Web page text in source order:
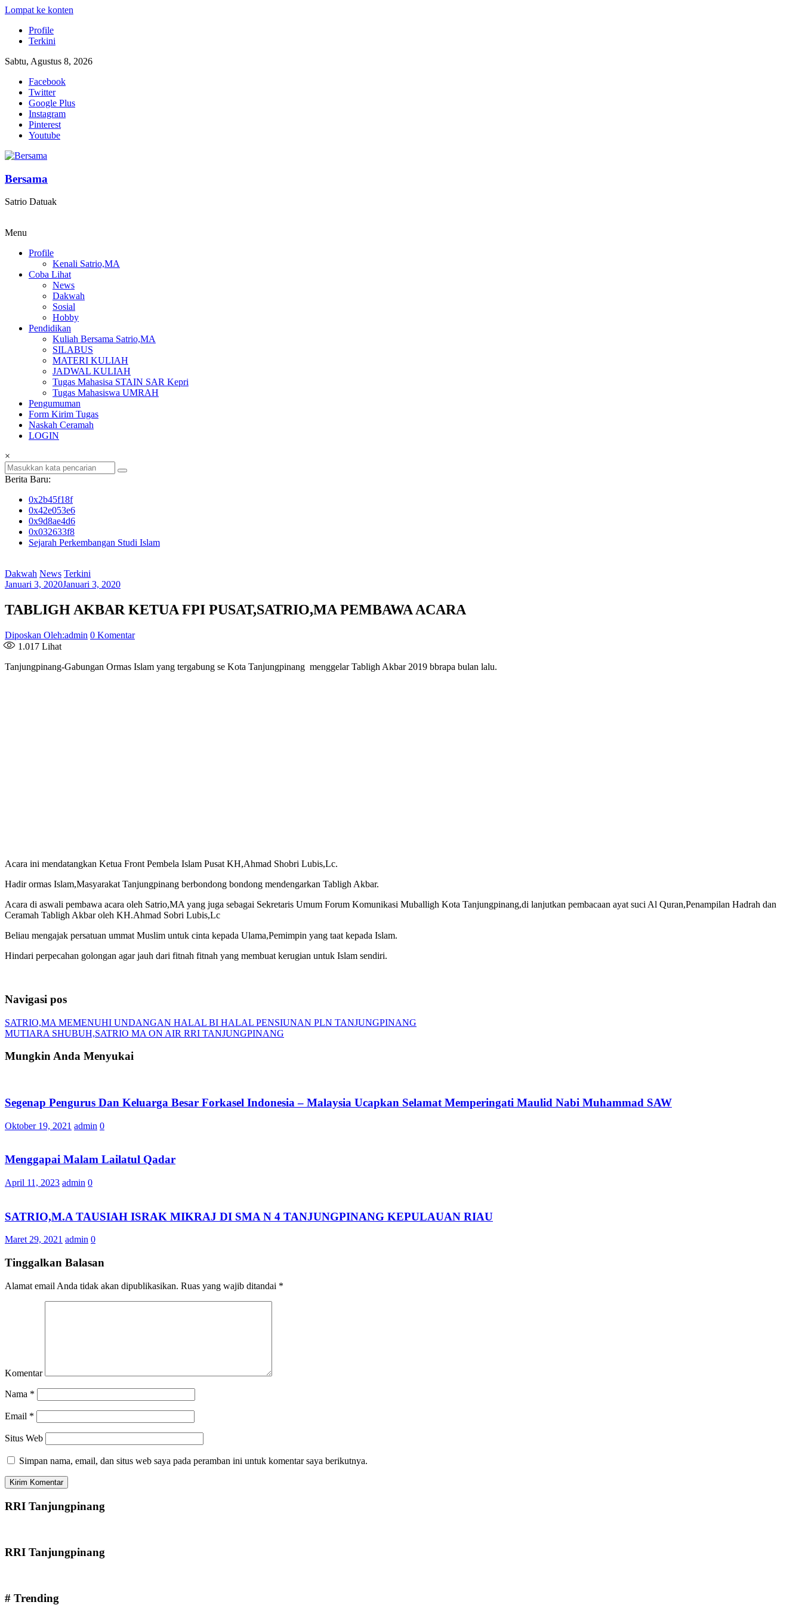
Lompat ke konten
Profile
Terkini
Sabtu, Agustus 8, 2026
Facebook
Twitter
Google Plus
Instagram
Pinterest
Youtube
Bersama
Satrio Datuak
Menu
Profile
Kenali Satrio,MA
Coba Lihat
News
Dakwah
Sosial
Hobby
Pendidikan
Kuliah Bersama Satrio,MA
SILABUS
MATERI KULIAH
JADWAL KULIAH
Tugas Mahasisa STAIN SAR Kepri
Tugas Mahasiswa UMRAH
Pengumuman
Form Kirim Tugas
Naskah Ceramah
LOGIN
×
Berita Baru:
0x2b45f18f
0x42e053e6
0x9d8ae4d6
0x032633f8
Sejarah Perkembangan Studi Islam
Dakwah News Terkini
Januari 3, 2020Januari 3, 2020
TABLIGH AKBAR KETUA FPI PUSAT,SATRIO,MA PEMBAWA ACARA
Diposkan Oleh:admin 0 Komentar
1.017 Lihat
Tanjungpinang-Gabungan Ormas Islam yang tergabung se Kota Tanjungpinang menggelar Tabligh Akbar 2019 bbrapa bulan lalu.
Acara ini mendatangkan Ketua Front Pembela Islam Pusat KH,Ahmad Shobri Lubis,Lc.
Hadir ormas Islam,Masyarakat Tanjungpinang berbondong bondong mendengarkan Tabligh Akbar.
Acara di aswali pembawa acara oleh Satrio,MA yang juga sebagai Sekretaris Umum Forum Komunikasi Muballigh Kota Tanjungpinang,di lanjutkan pembacaan ayat suci Al Quran,Penampilan Hadrah dan
Ceramah Tabligh Akbar oleh KH.Ahmad Sobri Lubis,Lc
Beliau mengajak persatuan ummat Muslim untuk cinta kepada Ulama,Pemimpin yang taat kepada Islam.
Hindari perpecahan golongan agar jauh dari fitnah fitnah yang membuat kerugian untuk Islam sendiri.
Navigasi pos
SATRIO,MA MEMENUHI UNDANGAN HALAL BI HALAL PENSIUNAN PLN TANJUNGPINANG
MUTIARA SHUBUH,SATRIO MA ON AIR RRI TANJUNGPINANG
Mungkin Anda Menyukai
Segenap Pengurus Dan Keluarga Besar Forkasel Indonesia – Malaysia Ucapkan Selamat Memperingati Maulid Nabi Muhammad SAW
Oktober 19, 2021 admin 0
Menggapai Malam Lailatul Qadar
April 11, 2023 admin 0
SATRIO,M.A TAUSIAH ISRAK MIKRAJ DI SMA N 4 TANJUNGPINANG KEPULAUAN RIAU
Maret 29, 2021 admin 0
Tinggalkan Balasan
Alamat email Anda tidak akan dipublikasikan. Ruas yang wajib ditandai *
Komentar
Nama *
Email *
Situs Web
Simpan nama, email, dan situs web saya pada peramban ini untuk komentar saya berikutnya.
RRI Tanjungpinang
RRI Tanjungpinang
# Trending